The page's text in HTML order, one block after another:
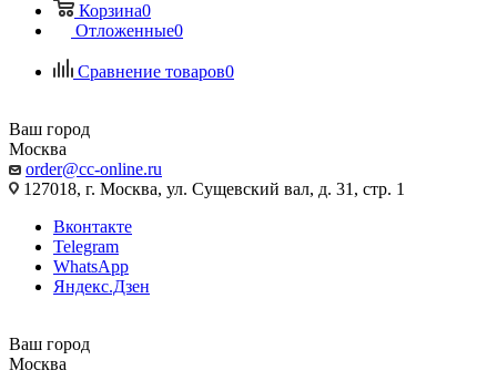
Корзина0
Отложенные0
Сравнение товаров0
Ваш город
Москва
order@cc-online.ru
127018, г. Москва, ул. Сущевский вал, д. 31, стр. 1
Вконтакте
Telegram
WhatsApp
Яндекс.Дзен
Ваш город
Москва